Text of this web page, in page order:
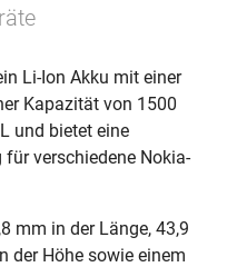
Li-Ion Akku mit einer
Kapazität von 1500
und bietet eine
verschiedene Nokia-
mm in der Länge, 43,9
der Höhe sowie einem